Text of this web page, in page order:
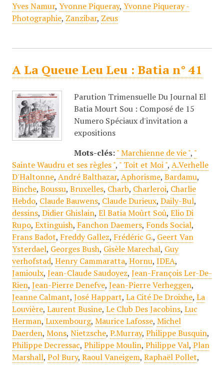
Yves Namur, Yvonne Piqueray, Yvonne Piqueray -
Photographie, Zanzibar, Zeus
A La Queue Leu Leu : Batia n° 41
Parution Trimensuelle Du Journal El
Batia Mourt Sou : Composé de 15
Numero Spéciaux d'invitation a
expositions
Mots-clés: " Marchienne de vie ", "
Sainte Waudru et ses règles ", " Toit et Moi ", A.Verhelle
D'Haltonne, André Balthazar, Aphorisme, Bardamu,
Binche, Boussu, Bruxelles, Charb, Charleroi, Charlie
Hebdo, Claude Bauwens, Claude Durieux, Daily-Bul,
dessins, Didier Ghislain, El Batia Moûrt Soû, Elio Di
Rupo, Extinguish, Fanchon Daemers, Fonds Social,
Frans Badot, Freddy Gallez, Frédéric G., Geert Van
Ysterdael, Georges Bush, Gisèle Marechal, Guy
verhofstad, Henry Cammaratta, Hornu, IDEA,
Jamioulx, Jean-Claude Saudoyez, Jean-François Ler-De-
Rien, Jean-Pierre Denefve, Jean-Pierre Verheggen,
Jeanne Calmant, José Happart, La Cité De Droixhe, La
Louvière, Laurent Busine, Le Club Des Jacobins, Luc
Herman, Luxembourg, Maurice Lafosse, Michel
Daerden, Mons, Nietzsche, P.Murray, Philippe Busquin,
Philippe Decressac, Philippe Moulin, Philippe Val, Plan
Marshall, Pol Bury, Raoul Vaneigem, Raphaël Pollet,